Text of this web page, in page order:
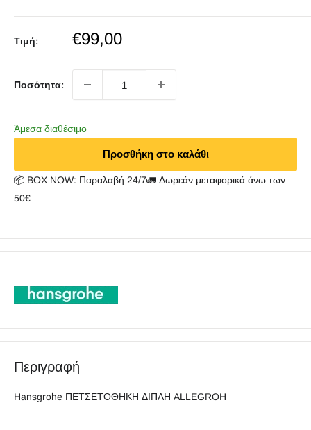
Τιμή:
Sale
€99,00
Ποσότητα:
Άμεσα διαθέσιμο
Προσθήκη στο καλάθι
📦 BOX NOW: Παραλαβή 24/7🚛 Δωρεάν μεταφορικά άνω των
50€
Περιγραφή
Hansgrohe ΠΕΤΣΕΤΟΘΗΚΗ ΔΙΠΛΗ ALLEGROH